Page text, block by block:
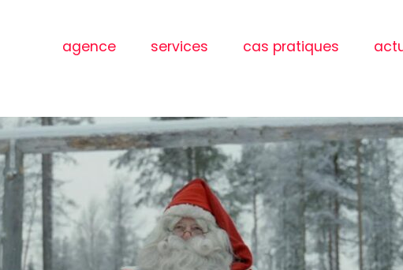
agence services cas pratiques